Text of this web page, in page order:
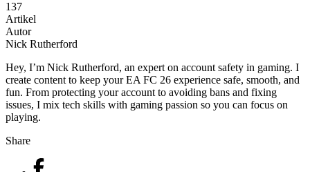
137
Artikel
Autor
Nick Rutherford
Hey, I’m Nick Rutherford, an expert on account safety in gaming. I
create content to keep your EA FC 26 experience safe, smooth, and
fun. From protecting your account to avoiding bans and fixing
issues, I mix tech skills with gaming passion so you can focus on
playing.
Share